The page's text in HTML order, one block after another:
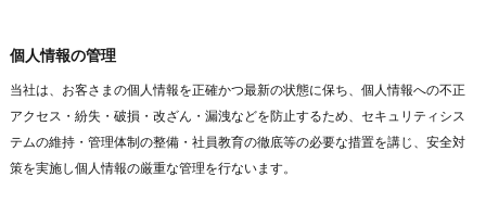
個人情報の管理
当社は、お客さまの個人情報を正確かつ最新の状態に保ち、個人情報への不正
アクセス・紛失・破損・改ざん・漏洩などを防止するため、セキュリティシス
テムの維持・管理体制の整備・社員教育の徹底等の必要な措置を講じ、安全対
策を実施し個人情報の厳重な管理を行ないます。